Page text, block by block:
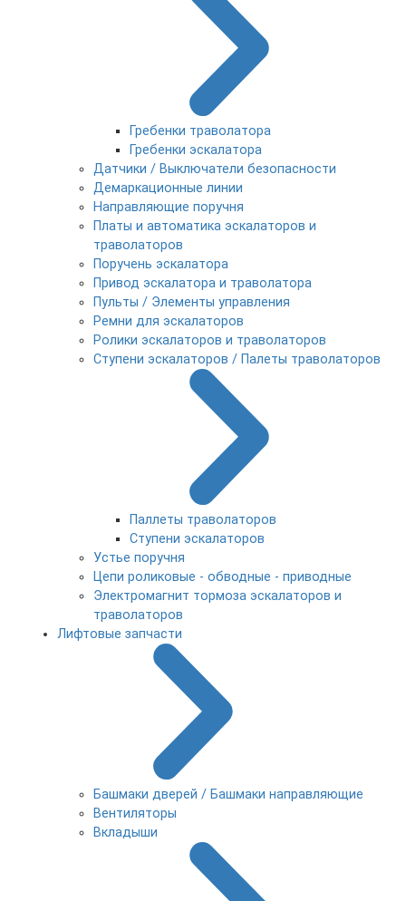
Гребенки траволатора
Гребенки эскалатора
Датчики / Выключатели безопасности
Демаркационные линии
Направляющие поручня
Платы и автоматика эскалаторов и
траволаторов
Поручень эскалатора
Привод эскалатора и траволатора
Пульты / Элементы управления
Ремни для эскалаторов
Ролики эскалаторов и траволаторов
Ступени эскалаторов / Палеты траволаторов
Паллеты траволаторов
Ступени эскалаторов
Устье поручня
Цепи роликовые - обводные - приводные
Электромагнит тормоза эскалаторов и
траволаторов
Лифтовые запчасти
Башмаки дверей / Башмаки направляющие
Вентиляторы
Вкладыши